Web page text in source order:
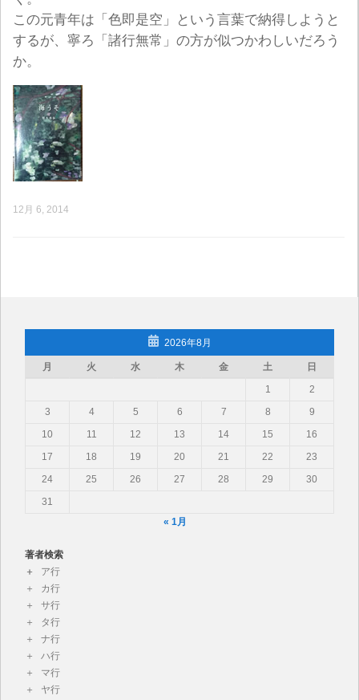
この元青年は「色即是空」という言葉で納得しようと
するが、寧ろ「諸行無常」の方が似つかわしいだろう
か。
12月 6, 2014
2026年8月
月 火 水 木 金 土
日
1
2
3
4 5 6 7 8
9
10
11 12 13 14 15
16
17
18 19 20 21 22
23
24
25 26 27 28 29
30
31
« 1月
著者検索
ア行
カ行
サ行
タ行
ナ行
ハ行
マ行
ヤ行